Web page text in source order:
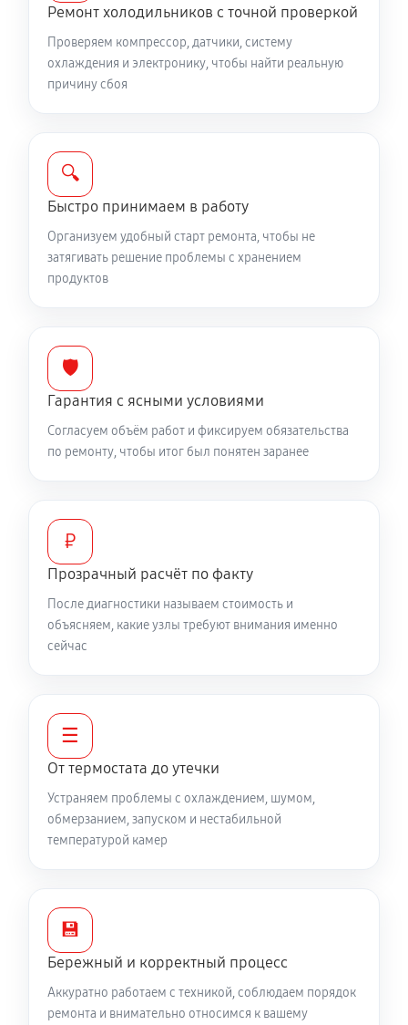
Ремонт холодильников с точной проверкой
Проверяем компрессор, датчики, систему
охлаждения и электронику, чтобы найти реальную
причину сбоя
🔍
Быстро принимаем в работу
Организуем удобный старт ремонта, чтобы не
затягивать решение проблемы с хранением
продуктов
🛡️
Гарантия с ясными условиями
Согласуем объём работ и фиксируем обязательства
по ремонту, чтобы итог был понятен заранее
₽
Прозрачный расчёт по факту
После диагностики называем стоимость и
объясняем, какие узлы требуют внимания именно
сейчас
☰
От термостата до утечки
Устраняем проблемы с охлаждением, шумом,
обмерзанием, запуском и нестабильной
температурой камер
💾
Бережный и корректный процесс
Аккуратно работаем с техникой, соблюдаем порядок
ремонта и внимательно относимся к вашему